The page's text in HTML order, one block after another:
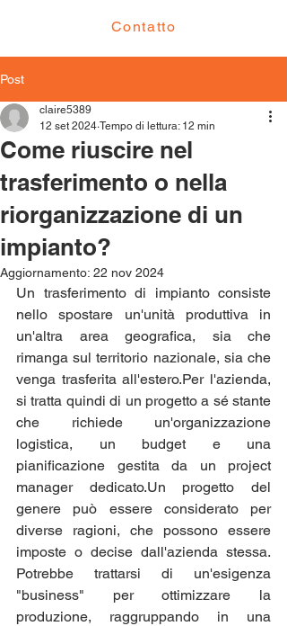
Contatto
Post
Come riuscire nel
trasferimento o nella
riorganizzazione di un
impianto?
claire5389
12 set 2024 Tempo di lettura: 12 min
Aggiornamento: 22 nov 2024
Un trasferimento di impianto consiste
nello spostare un'unità produttiva in
un'altra area geografica, sia che
rimanga sul territorio nazionale, sia che
venga trasferita all'estero.Per l'azienda,
si tratta quindi di un progetto a sé stante
che richiede un'organizzazione
logistica, un budget e una
pianificazione gestita da un project
manager dedicato.Un progetto del
genere può essere considerato per
diverse ragioni, che possono essere
imposte o decise dall'azienda stessa.
Potrebbe trattarsi di un'esigenza
"business" per ottimizzare la
produzione, raggruppando in una